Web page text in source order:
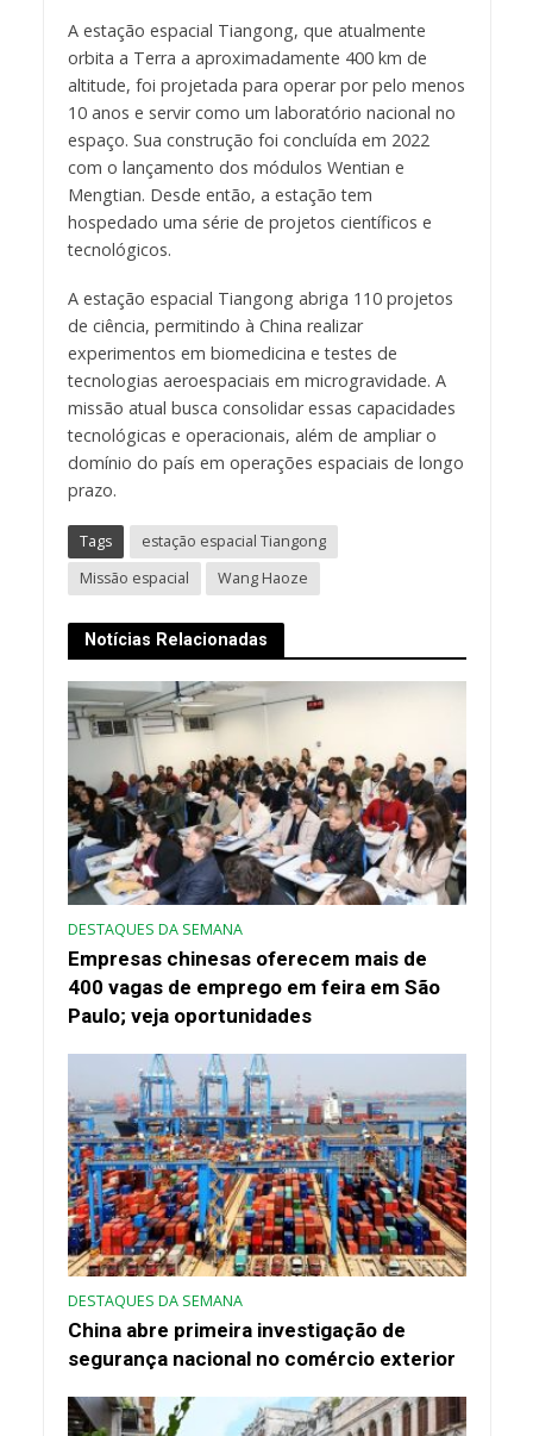
A estação espacial Tiangong, que atualmente
orbita a Terra a aproximadamente 400 km de
altitude, foi projetada para operar por pelo menos
10 anos e servir como um laboratório nacional no
espaço. Sua construção foi concluída em 2022
com o lançamento dos módulos Wentian e
Mengtian. Desde então, a estação tem
hospedado uma série de projetos científicos e
tecnológicos.
A estação espacial Tiangong abriga 110 projetos
de ciência, permitindo à China realizar
experimentos em biomedicina e testes de
tecnologias aeroespaciais em microgravidade. A
missão atual busca consolidar essas capacidades
tecnológicas e operacionais, além de ampliar o
domínio do país em operações espaciais de longo
prazo.
Tags
estação espacial Tiangong
Missão espacial
Wang Haoze
Notícias Relacionadas
DESTAQUES DA SEMANA
Empresas chinesas oferecem mais de
400 vagas de emprego em feira em São
Paulo; veja oportunidades
DESTAQUES DA SEMANA
China abre primeira investigação de
segurança nacional no comércio exterior